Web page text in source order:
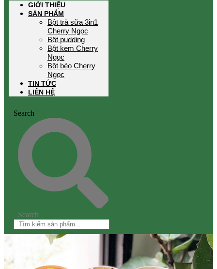
GIỚI THIỆU
SẢN PHẨM
Bột trà sữa 3in1
Cherry Ngọc
Bột pudding
Bột kem Cherry
Ngọc
Bột béo Cherry
Ngọc
TIN TỨC
LIÊN HỆ
Search
Search